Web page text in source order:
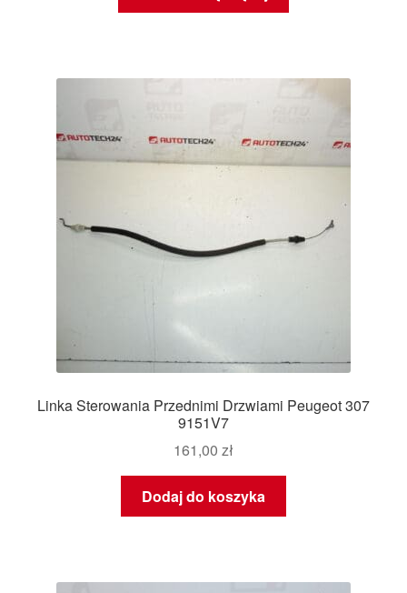
Linka Sterowania Przednimi Drzwiami Peugeot 307
9151V7
161,00 zł
Dodaj do koszyka